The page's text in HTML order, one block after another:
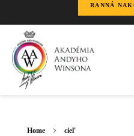
RANNÁ
Home cieľ